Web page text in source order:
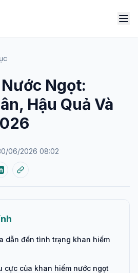
Ngọt:
Hậu Quả Và
06/2026 08:02
dẫn đến tình trạng khan hiếm
cực của khan hiếm nước ngọt